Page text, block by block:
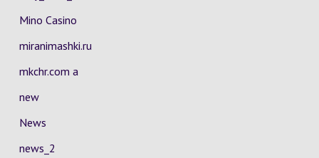
Mino Casino
miranimashki.ru
mkchr.com a
new
News
news_2